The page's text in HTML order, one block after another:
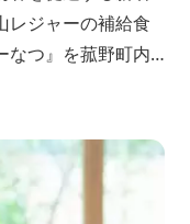
レジャーの補給食
なつ』を菰野町内
年3月6日（金）
応援 「山に登る目
や人生の目標
き』を目指す人